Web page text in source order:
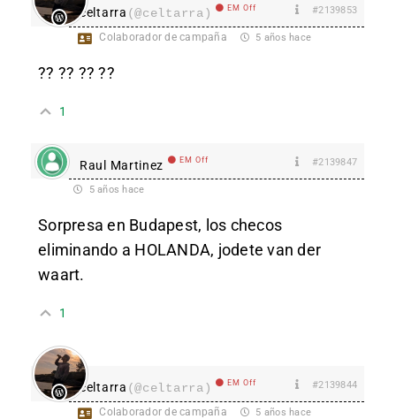
celtarra (@celtarra) EM Off #2139853
Colaborador de campaña 5 años hace
?? ?? ?? ??
1
Raul Martinez EM Off #2139847
5 años hace
Sorpresa en Budapest, los checos
eliminando a HOLANDA, jodete van der
waart.
1
celtarra (@celtarra) EM Off #2139844
Colaborador de campaña 5 años hace